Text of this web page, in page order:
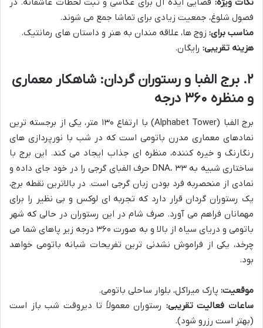
نکات ویژه: فضایی ایده آل برای عکاسی و ثبت لحظات عاشقانه. در
فصول شلوغ، جمعیت زیادی برای تماشا جمع می شوند.
مناسب برای: زوج ها، علاقه مندان به هنر و داستان های رمانتیک.
هزینه تقریبی: رایگان.
۲. برج الفبا و رستوران گردان: شاهکار معماری
و منظره ۳۶۰ درجه
برج الفبا (Alphabet Tower) با ارتفاع ۱۳۰ متر، یکی از برجسته ترین
نمادهای معماری مدرن باتومی است که در شب با نورپردازی های
رنگارنگ و خیره کننده، منظره ای جذاب ایجاد می کند. این برج با
ساختاری شبیه به DNA، ۳۳ حرف الفبای گرجی را در خود جای داده و
نمادی از منحصربه فرد بودن زبان گرجی است. در بالاترین نقطه برج،
یک رستوران گردان قرار دارد که تجربه ای لوکس و بی نظیر را برای
مهمانان فراهم می آورد. صرف شام در این رستوران در حالی که شهر
باتومی و دریای سیاه از بالا و به صورت ۳۶۰ درجه زیر پاهای شما می
چرخد، یکی از فراموش نشدنی ترین تفریحات شبانه باتومی خواهد
بود.
موقعیت: پارک میراکل، بلوار ساحلی باتومی.
ساعات فعالیت تقریبی: رستوران معمولاً تا دیروقت شب باز است
(بهتر است رزرو شود).